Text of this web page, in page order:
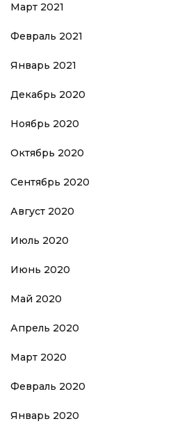
Март 2021
Февраль 2021
Январь 2021
Декабрь 2020
Ноябрь 2020
Октябрь 2020
Сентябрь 2020
Август 2020
Июль 2020
Июнь 2020
Май 2020
Апрель 2020
Март 2020
Февраль 2020
Январь 2020